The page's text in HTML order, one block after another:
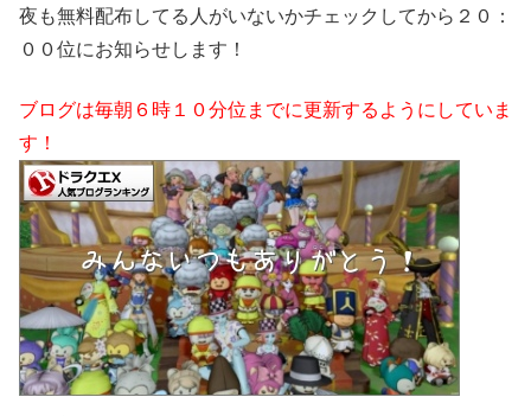
夜も無料配布してる人がいないかチェックしてから２０：
００位にお知らせします！
ブログは毎朝６時１０分位までに更新するようにしていま
す！